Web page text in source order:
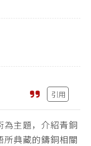
引用
主題，介紹青銅
所典藏的鑄銅相關